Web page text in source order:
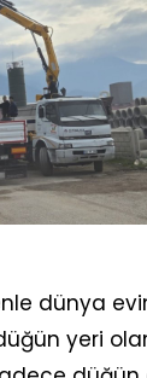
dünya
yeri olan